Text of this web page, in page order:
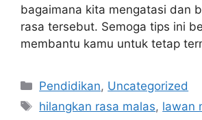
bagaimana kita mengatasi dan
rasa tersebut. Semoga tips ini
membantu kamu untuk tetap
Kategori
Pendidikan, Uncategorized
Tag
hilangkan rasa malas, lawan